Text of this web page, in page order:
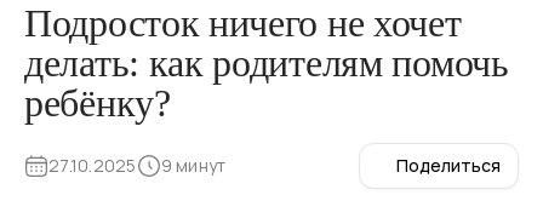
Подросток ничего не хочет
делать: как родителям помочь
ребёнку?
27.10.2025 9 минут Поделиться